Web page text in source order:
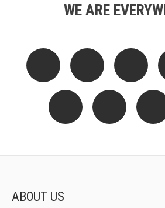
WE ARE
ABOUT US